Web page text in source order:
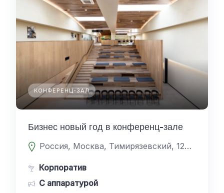
КОНФЕРЕНЦ-ЗАЛ
Бизнес новый год в конференц-зале
Россия, Москва, Тимирязевский, 127238, Дмитровское Шоссе 81
Корпоратив
С аппаратурой